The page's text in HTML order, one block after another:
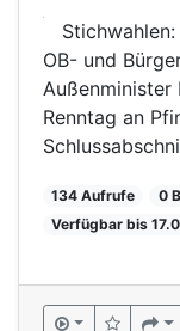
OB- und
Außenminister
Renntag an
134 Aufrufe 0
Verfügbar bis